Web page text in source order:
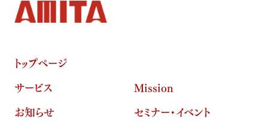
トップページ
サービス
Mission
お知らせ
セミナー・イベント